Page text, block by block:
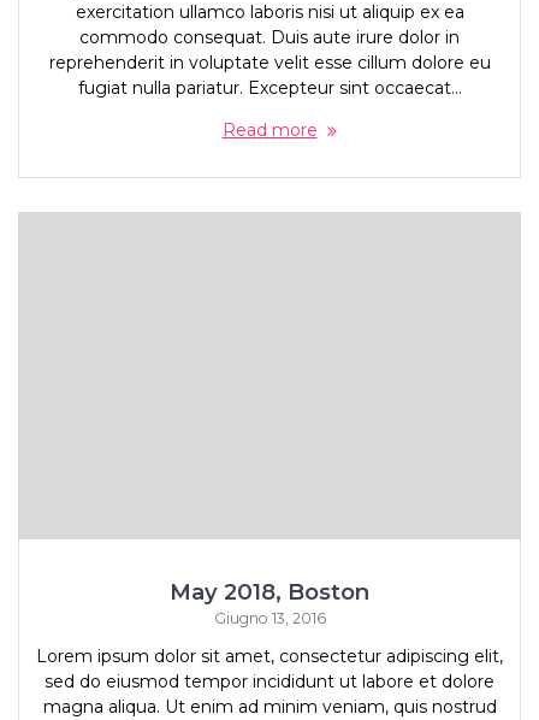
exercitation ullamco laboris nisi ut aliquip ex ea
commodo consequat. Duis aute irure dolor in
reprehenderit in voluptate velit esse cillum dolore eu
fugiat nulla pariatur. Excepteur sint occaecat…
Read more
May 2018, Boston
Giugno 13, 2016
Lorem ipsum dolor sit amet, consectetur adipiscing elit,
sed do eiusmod tempor incididunt ut labore et dolore
magna aliqua. Ut enim ad minim veniam, quis nostrud